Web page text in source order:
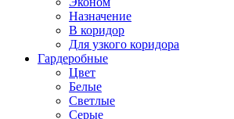
Назначение
В коридор
Для узкого коридора
Гардеробные
Цвет
Белые
Светлые
Серые